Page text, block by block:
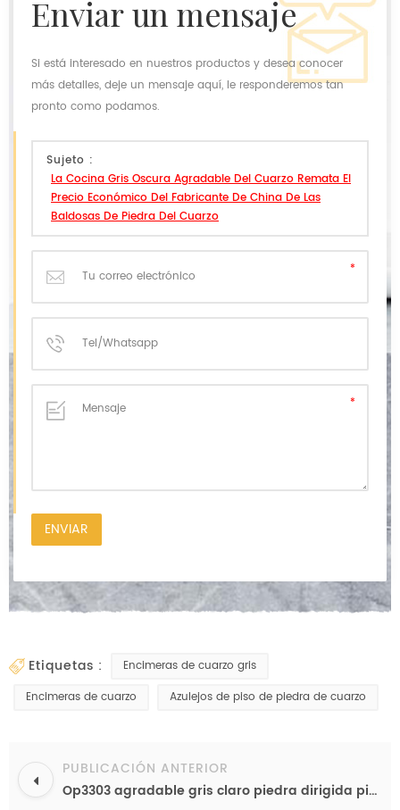
enviar un mensaje
Si está interesado en nuestros productos y desea conocer
más detalles, deje un mensaje aquí, le responderemos tan
pronto como podamos.
Sujeto :
La Cocina Gris Oscura Agradable Del Cuarzo Remata El
Precio Económico Del Fabricante De China De Las
Baldosas De Piedra Del Cuarzo
etiquetas :
Encimeras de cuarzo gris
Encimeras de cuarzo
Azulejos de piso de piedra de cuarzo
PUBLICACIÓN ANTERIOR
Op3303 agradable gris claro piedra dirigida piedra cuarzo piedra china proveedor